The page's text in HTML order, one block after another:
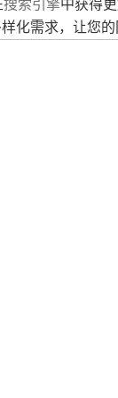
搜索引擎中获得
化需求，让您的